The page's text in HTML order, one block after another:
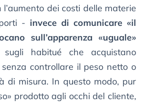
dei costi delle materie
- invece di comunicare «il
sull’apparenza «uguale»
habitué che acquistano
controllare il peso netto o
di misura. In questo modo, pur
prodotto agli occhi del cliente,